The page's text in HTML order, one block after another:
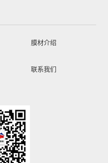
膜材介绍
联系我们